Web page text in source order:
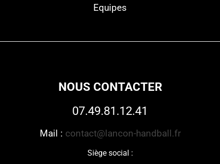
Equipes
NOUS CONTACTER
07.49.81.12.41
Mail : contact@lancon-handball.fr
Siège social :